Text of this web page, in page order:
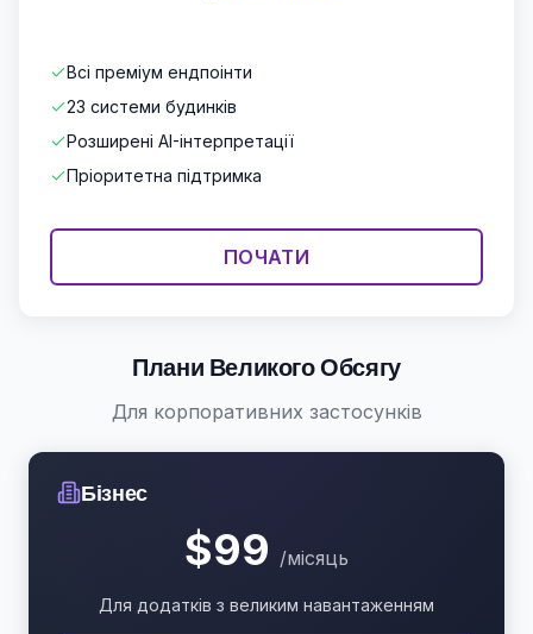
Всі преміум ендпоінти
23 системи будинків
Розширені AI-інтерпретації
Пріоритетна підтримка
ПОЧАТИ
Плани Великого Обсягу
Для корпоративних застосунків
Бізнес
$99 /місяць
Для додатків з великим навантаженням